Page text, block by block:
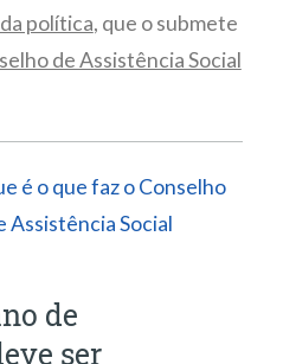
política, que o submete
de Assistência Social
é o que faz o Conselho
Assistência Social
de
ser